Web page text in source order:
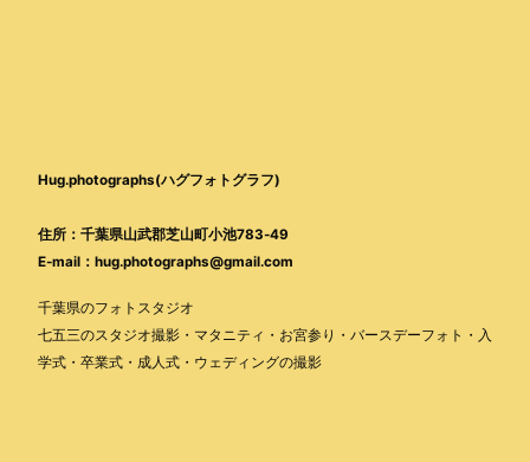
Hug.photographs(ハグフォトグラフ)
住所：千葉県山武郡芝山町小池783-49
E-mail：hug.photographs@gmail.com
千葉県のフォトスタジオ
七五三のスタジオ撮影・マタニティ・お宮参り・バースデーフォト・入
学式・卒業式・成人式・ウェディングの撮影